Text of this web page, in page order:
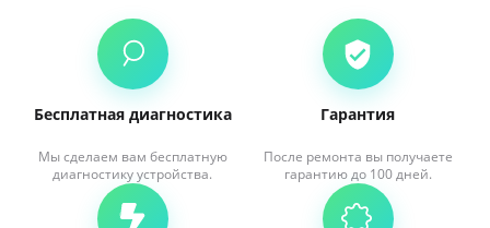
Бесплатная диагностика
Мы сделаем вам бесплатную
диагностику устройства.
Гарантия
После ремонта вы получаете
гарантию до 100 дней.